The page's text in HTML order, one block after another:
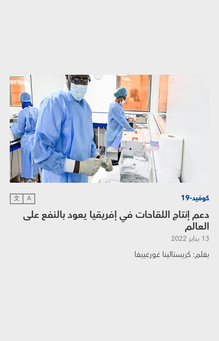
كوفيد-19 A
文
دعم إنتاج اللقاحات في إفريقيا يعود بالنفع على
العالم
13 يناير 2022
بقلم: كريستالينا غورغييفا